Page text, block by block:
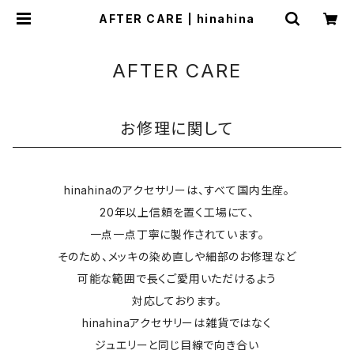
AFTER CARE | hinahina
AFTER CARE
お修理に関して
hinahinaのアクセサリーは、すべて国内生産。
20年以上信頼を置く工場にて、
一点一点丁寧に製作されています。
そのため、メッキの染め直しや細部のお修理など
可能な範囲で長くご愛用いただけるよう
対応しております。
hinahinaアクセサリーは雑貨ではなく
ジュエリーと同じ目線で向き合い